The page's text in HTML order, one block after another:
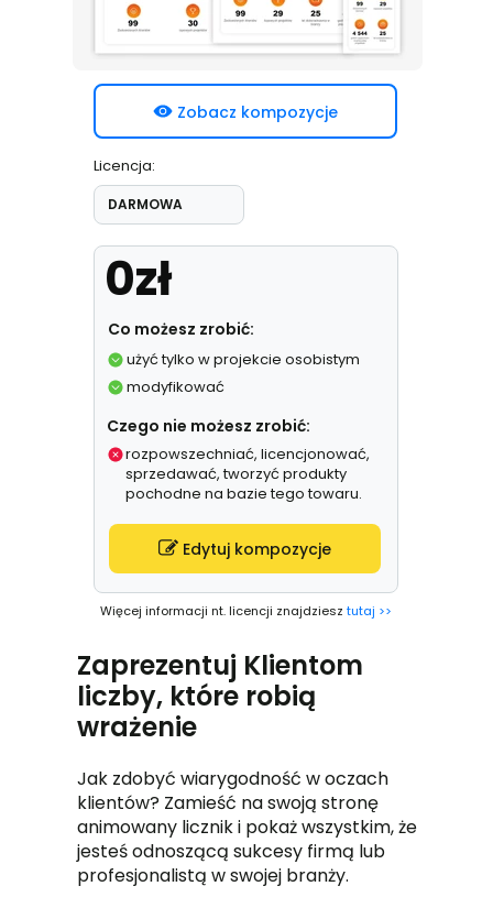
Zobacz kompozycje
DARMOWA
Licencja:
modyfikować
użyć tylko w projekcie osobistym
Co możesz zrobić:
rozpowszechniać, licencjonować,
sprzedawać, tworzyć produkty
pochodne na bazie tego towaru.
Czego nie możesz zrobić:
0zł
Więcej informacji nt. licencji znajdziesz tutaj >>
Edytuj kompozycje
Zaprezentuj Klientom
liczby, które robią
wrażenie
Jak zdobyć wiarygodność w oczach
klientów? Zamieść na swoją stronę
animowany licznik i pokaż wszystkim, że
jesteś odnoszącą sukcesy firmą lub
profesjonalistą w swojej branży.